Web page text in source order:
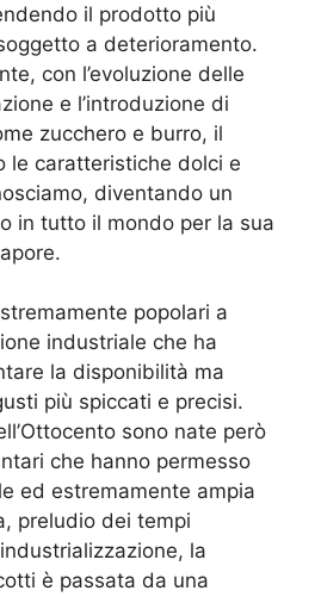
il prodotto più
a deterioramento.
con l’evoluzione delle
e l’introduzione di
zucchero e burro, il
le caratteristiche dolci e
diventando un
in tutto il mondo per la sua
popolari a
industriale che ha
la disponibilità ma
più spiccati e precisi.
sono nate però
che hanno permesso
ed estremamente ampia
preludio dei tempi
la
è passata da una